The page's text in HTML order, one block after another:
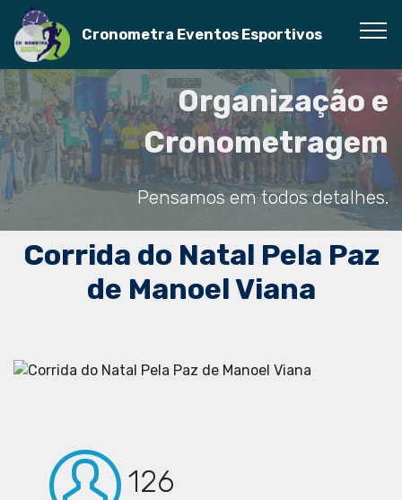
Cronometra Eventos Esportivos
Organização e
Cronometragem
Pensamos em todos detalhes.
Corrida do Natal Pela Paz
de Manoel Viana
126